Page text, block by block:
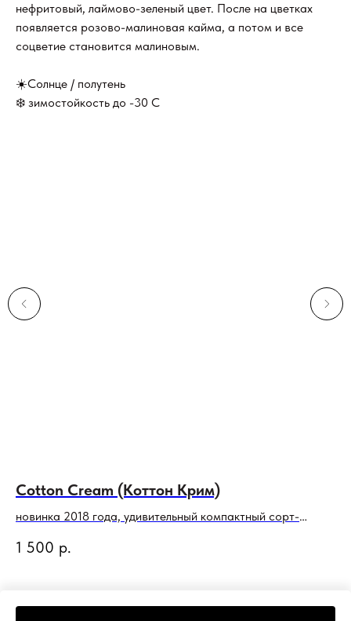
нефритовый, лаймово-зеленый цвет. После на цветках
появляется розово-малиновая кайма, а потом и все
соцветие становится малиновым.
☀️Солнце / полутень
❄️ зимостойкость до -30 C
Cotton Cream (Коттон Крим)
новинка 2018 года, удивительный компактный сорт-
1 500 р.